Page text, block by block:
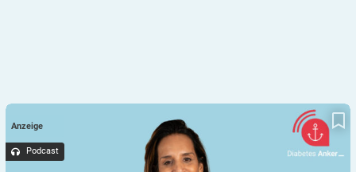
Diabetes-Anker-Podcast | Extra: Wieso man bei Diabetes das
Gürtelrose-Risiko ernst nehmen und vorsorgen sollten –
Erfahrungsbericht von Shirin
Anzeige
Podcast